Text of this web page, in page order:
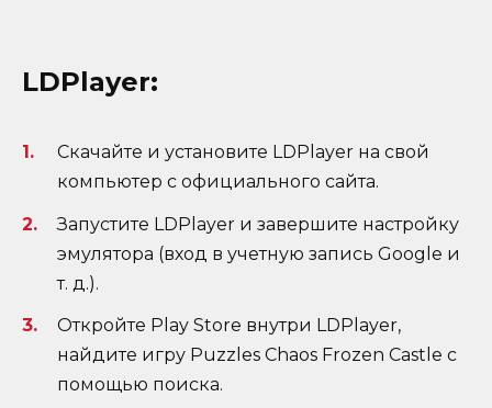
LDPlayer:
Скачайте и установите LDPlayer на свой
компьютер с официального сайта.
Запустите LDPlayer и завершите настройку
эмулятора (вход в учетную запись Google и
т. д.).
Откройте Play Store внутри LDPlayer,
найдите игру Puzzles Chaos Frozen Castle с
помощью поиска.